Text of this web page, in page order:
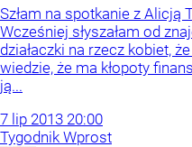
Szłam na spotkanie z Alicją
Wcześniej słyszałam od
działaczki na rzecz kobiet,
wiedzie, że ma kłopoty
ją...
7 lip 2013 20:00
Tygodnik Wprost